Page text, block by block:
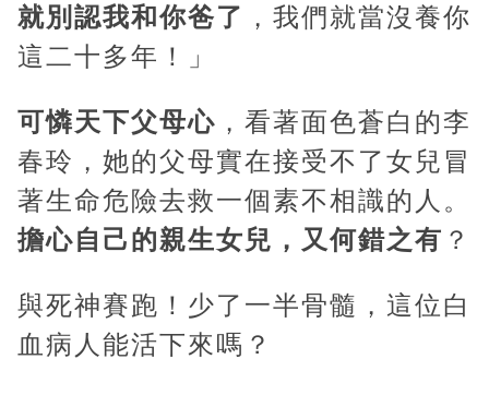
就別認我和你爸了 ，我們就當沒養你
這二十多年！」
可憐天下父母心 ，看著面色蒼白的李
春玲，她的父母實在接受不了女兒冒
著生命危險去救一個素不相識的人。
擔心自己的親生女兒，又何錯之有 ？
與死神賽跑！少了一半骨髓，這位白
血病人能活下來嗎？